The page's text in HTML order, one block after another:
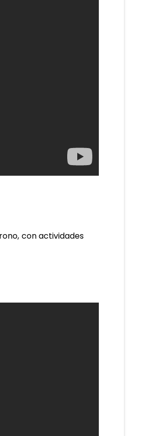
con actividades